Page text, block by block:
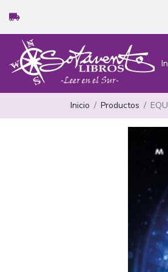
Inicio Productos